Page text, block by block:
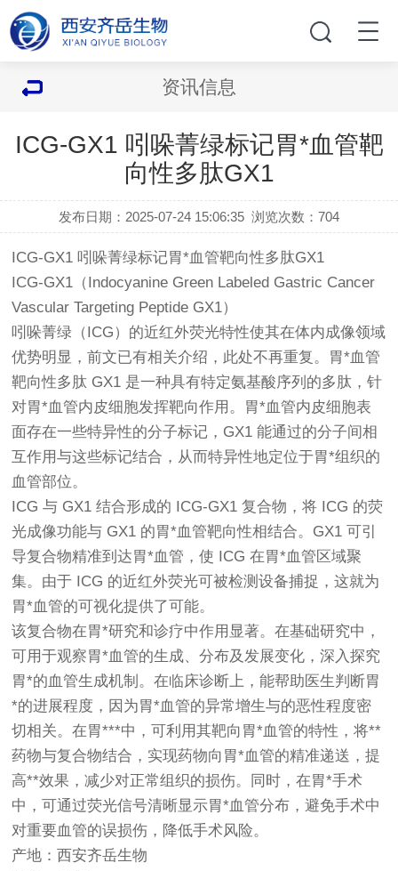
资讯信息
ICG-GX1 吲哚菁绿标记胃*血管靶
向性多肽GX1
发布日期：2025-07-24 15:06:35 浏览次数：704
ICG-GX1 吲哚菁绿标记胃*血管靶向性多肽GX1
ICG-GX1（Indocyanine Green Labeled Gastric Cancer
Vascular Targeting Peptide GX1）
吲哚菁绿（ICG）的近红外荧光特性使其在体内成像领域
优势明显，前文已有相关介绍，此处不再重复。胃*血管
靶向性多肽 GX1 是一种具有特定氨基酸序列的多肽，针
对胃*血管内皮细胞发挥靶向作用。胃*血管内皮细胞表
面存在一些特异性的分子标记，GX1 能通过的分子间相
互作用与这些标记结合，从而特异性地定位于胃*组织的
血管部位。
ICG 与 GX1 结合形成的 ICG-GX1 复合物，将 ICG 的荧
光成像功能与 GX1 的胃*血管靶向性相结合。GX1 可引
导复合物精准到达胃*血管，使 ICG 在胃*血管区域聚
集。由于 ICG 的近红外荧光可被检测设备捕捉，这就为
胃*血管的可视化提供了可能。
该复合物在胃*研究和诊疗中作用显著。在基础研究中，
可用于观察胃*血管的生成、分布及发展变化，深入探究
胃*的血管生成机制。在临床诊断上，能帮助医生判断胃
*的进展程度，因为胃*血管的异常增生与的恶性程度密
切相关。在胃***中，可利用其靶向胃*血管的特性，将**
药物与复合物结合，实现药物向胃*血管的精准递送，提
高**效果，减少对正常组织的损伤。同时，在胃*手术
中，可通过荧光信号清晰显示胃*血管分布，避免手术中
对重要血管的误损伤，降低手术风险。
产地：西安齐岳生物